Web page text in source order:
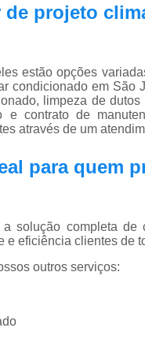
projeto
estão opções
condicionado em São
limpeza de
e contrato de
através de um
para quem
solução completa
e eficiência clientes de
outros serviços: